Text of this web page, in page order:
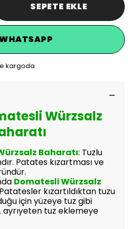
SEPETE EKLE
kargoda
Würzsalz
Baharatı: Tuzlu
Patates kızartması ve
Domatesli Würzsalz
atatesler kızartıldıktan tuzu
için yüzeye tuz gibi
ayrıyeten tuz eklemeye